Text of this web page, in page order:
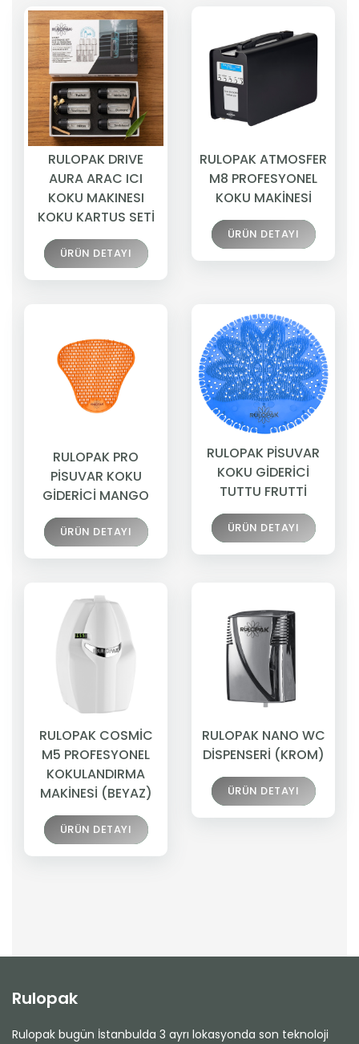
RULOPAK DRIVE
AURA ARAC ICI
KOKU MAKINESI
KOKU KARTUS SETİ
ÜRÜN DETAYI
RULOPAK ATMOSFER
M8 PROFESYONEL
KOKU MAKİNESİ
ÜRÜN DETAYI
RULOPAK PRO
PİSUVAR KOKU
GİDERİCİ MANGO
ÜRÜN DETAYI
RULOPAK PİSUVAR
KOKU GİDERİCİ
TUTTU FRUTTİ
ÜRÜN DETAYI
RULOPAK COSMİC
M5 PROFESYONEL
KOKULANDIRMA
MAKİNESİ (BEYAZ)
ÜRÜN DETAYI
RULOPAK NANO WC
DİSPENSERİ (KROM)
ÜRÜN DETAYI
Rulopak
Rulopak bugün İstanbulda 3 ayrı lokasyonda son teknoloji